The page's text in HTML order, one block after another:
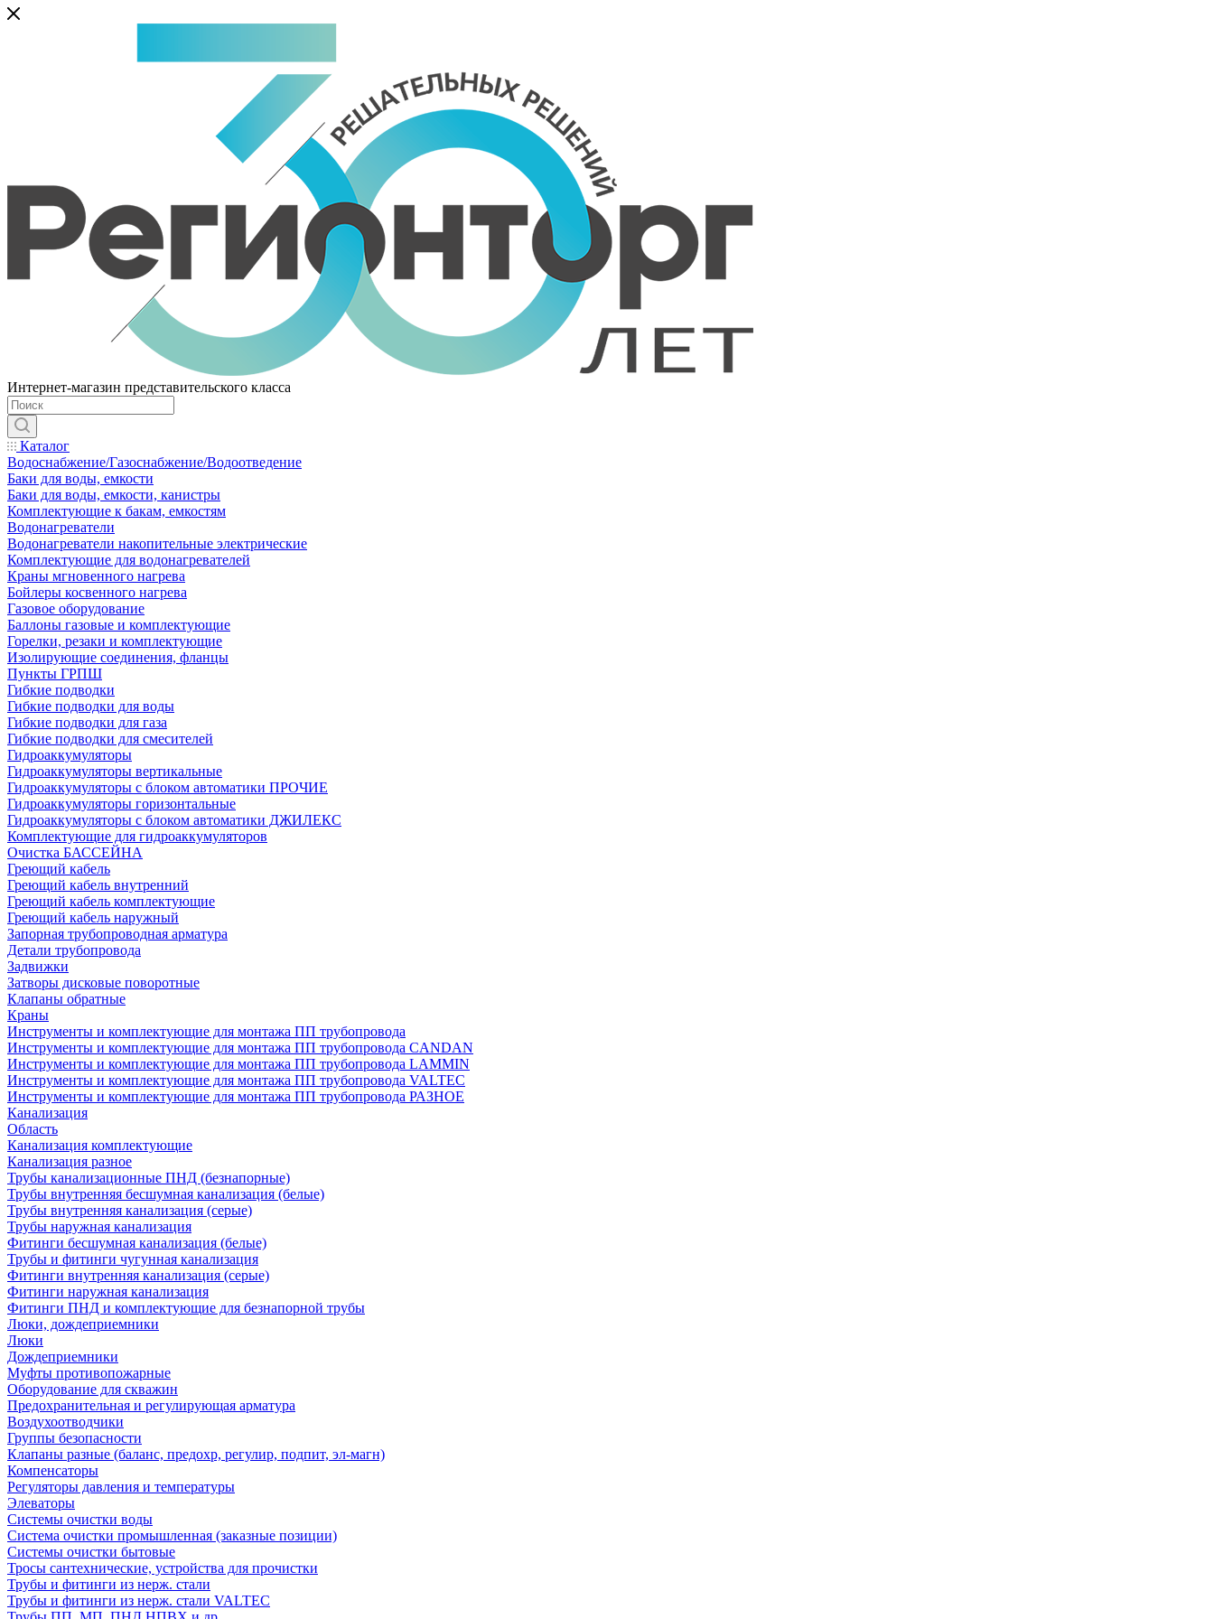
Интернет-магазин представительского класса
Каталог
Водоснабжение/Газоснабжение/Водоотведение
Баки для воды, емкости
Баки для воды, емкости, канистры
Комплектующие к бакам, емкостям
Водонагреватели
Водонагреватели накопительные электрические
Комплектующие для водонагревателей
Краны мгновенного нагрева
Бойлеры косвенного нагрева
Газовое оборудование
Баллоны газовые и комплектующие
Горелки, резаки и комплектующие
Изолирующие соединения, фланцы
Пункты ГРПШ
Гибкие подводки
Гибкие подводки для воды
Гибкие подводки для газа
Гибкие подводки для смесителей
Гидроаккумуляторы
Гидроаккумуляторы вертикальные
Гидроаккумуляторы с блоком автоматики ПРОЧИЕ
Гидроаккумуляторы горизонтальные
Гидроаккумуляторы с блоком автоматики ДЖИЛЕКС
Комплектующие для гидроаккумуляторов
Очистка БАССЕЙНА
Греющий кабель
Греющий кабель внутренний
Греющий кабель комплектующие
Греющий кабель наружный
Запорная трубопроводная арматура
Детали трубопровода
Задвижки
Затворы дисковые поворотные
Клапаны обратные
Краны
Инструменты и комплектующие для монтажа ПП трубопровода
Инструменты и комплектующие для монтажа ПП трубопровода CANDAN
Инструменты и комплектующие для монтажа ПП трубопровода LAMMIN
Инструменты и комплектующие для монтажа ПП трубопровода VALTEC
Инструменты и комплектующие для монтажа ПП трубопровода РАЗНОЕ
Канализация
Область
Канализация комплектующие
Канализация разное
Трубы канализационные ПНД (безнапорные)
Трубы внутренняя бесшумная канализация (белые)
Трубы внутренняя канализация (серые)
Трубы наружная канализация
Фитинги бесшумная канализация (белые)
Трубы и фитинги чугунная канализация
Фитинги внутренняя канализация (серые)
Фитинги наружная канализация
Фитинги ПНД и комплектующие для безнапорной трубы
Люки, дождеприемники
Люки
Дождеприемники
Муфты противопожарные
Оборудование для скважин
Предохранительная и регулирующая арматура
Воздухоотводчики
Группы безопасности
Клапаны разные (баланс, предохр, регулир, подпит, эл-магн)
Компенсаторы
Регуляторы давления и температуры
Элеваторы
Системы очистки воды
Система очистки промышленная (заказные позиции)
Системы очистки бытовые
Тросы сантехнические, устройства для прочистки
Трубы и фитинги из нерж. стали
Трубы и фитинги из нерж. стали VALTEC